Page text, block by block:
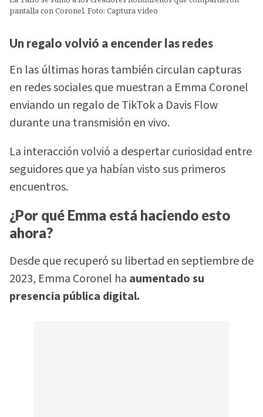
pantalla con Coronel. Foto: Captura video
Un regalo volvió a encender las redes
En las últimas horas también circulan capturas
en redes sociales que muestran a Emma Coronel
enviando un regalo de TikTok a Davis Flow
durante una transmisión en vivo.
La interacción volvió a despertar curiosidad entre
seguidores que ya habían visto sus primeros
encuentros.
¿Por qué Emma está haciendo esto
ahora?
Desde que recuperó su libertad en septiembre de
2023, Emma Coronel ha aumentado su
presencia pública digital.